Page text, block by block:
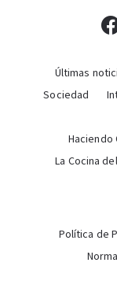
Últimas
Sociedad
Haciendo
La Cocina
Política de